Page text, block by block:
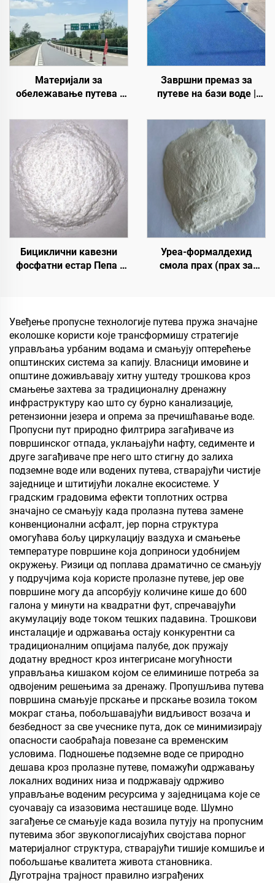
Материјали за
обележавање путева |
саобраћајних линија и
знакова за асфалтне и
бетонске коловозе
Завршни премаз за
путеве на бази воде |
промену боје за
унутрашње и спољашње
коловозе
Бициклични кавезни
фосфатни естар Пепа |
ЕВА материјала
Уреа-формалдехид
смола прах (прах за
плоча, укључујући
вишеслојни фалекар,
фини дрвени панел, еко-
плочу, фалеран
партикулски плочу итд.
Увеђење пропусне технологије путева пружа значајне
еколошке користи које трансформишу стратегије
управљања урбаним водама и смањују оптерећење
општинских система за капију. Власници имовине и
општине доживљавају хитну уштеду трошкова кроз
смањење захтева за традиционалну дренажну
инфраструктуру као што су бурно канализације,
ретензионни језера и опрема за пречишћавање воде.
Пропусни пут природно филтрира загађиваче из
површинског отпада, уклањајући нафту, седименте и
друге загађиваче пре него што стигну до залиха
подземне воде или водених путева, стварајући чистије
заједнице и штитијући локалне екосистеме. У
градским градовима ефекти топлотних острва
значајно се смањују када пролазна путева замене
конвенционални асфалт, јер порна структура
омогућава бољу циркулацију ваздуха и смањење
температуре површине која доприноси удобнијем
окружењу. Ризици од поплава драматично се смањују
у подручјима која користе пролазне путеве, јер ове
површине могу да апсорбују количине кише до 600
галона у минути на квадратни фут, спречавајући
акумулацију воде током тешких падавина. Трошкови
инсталације и одржавања остају конкурентни са
традиционалним опцијама палубе, док пружају
додатну вредност кроз интегрисане могућности
управљања кишаком којом се елиминише потреба за
одвојеним решењима за дренажу. Пропушљива путева
површина смањује прскање и прскање возила током
мокраг стања, побољшавајући видљивост возача и
безбедност за све учеснике пута, док се минимизирају
опасности саобраћаја повезане са временским
условима. Подношење подземне воде се природно
дешава кроз пролазне путеве, помажући одржавању
локалних водиних низа и подржавају одрживо
управљање воденим ресурсима у заједницама које се
суочавају са изазовима несташице воде. Шумно
загађење се смањује када возила путују на пропусним
путевима због звукопоглисајућих својстава порног
материјалног структура, стварајући тишије комшиље и
побољшање квалитета живота становника.
Дуготрајна трајност правилно изграђених